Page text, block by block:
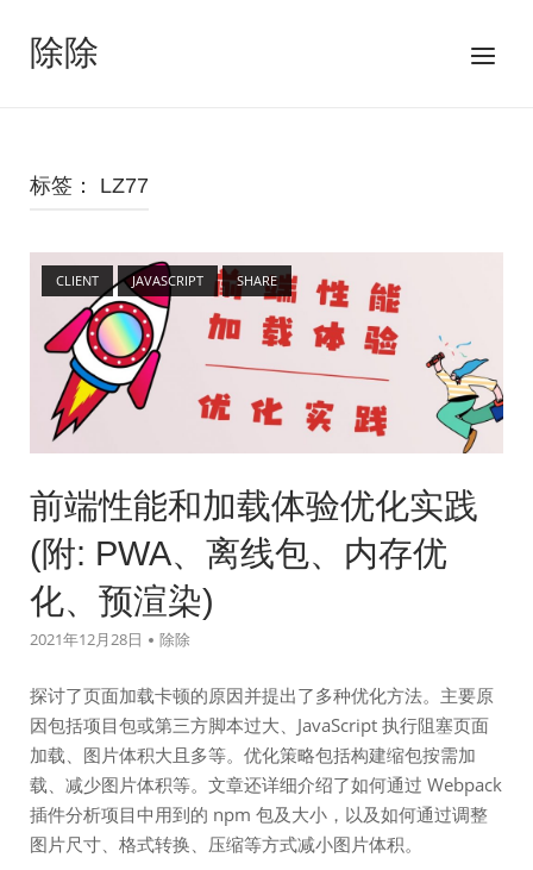
除除
菜
标签： LZ77
CLIENT JAVASCRIPT SHARE
Open post
前端性能和加载体验优化实践
(附: PWA、离线包、内存优
化、预渲染)
2021年12月28日 除除
探讨了页面加载卡顿的原因并提出了多种优化方法。主要原
因包括项目包或第三方脚本过大、JavaScript 执行阻塞页面
加载、图片体积大且多等。优化策略包括构建缩包按需加
载、减少图片体积等。文章还详细介绍了如何通过 Webpack
插件分析项目中用到的 npm 包及大小，以及如何通过调整
图片尺寸、格式转换、压缩等方式减小图片体积。